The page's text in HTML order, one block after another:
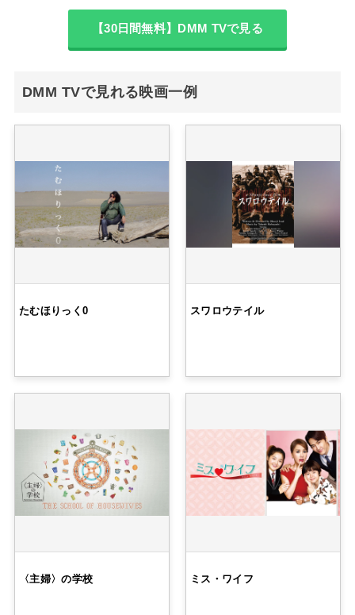
【30日間無料】DMM TVで見る
DMM TVで見れる映画一例
たむほりっく0 スワロウテイル
〈主婦〉の学校 ミス・ワイフ